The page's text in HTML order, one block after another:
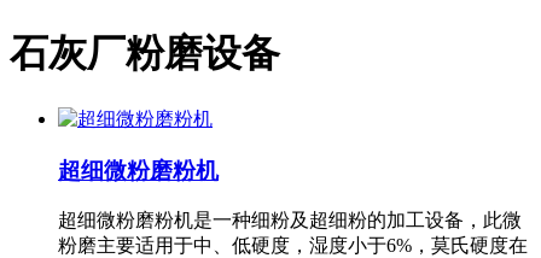
石灰厂粉磨设备
超细微粉磨粉机
超细微粉磨粉机是一种细粉及超细粉的加工设备，此微
粉磨主要适用于中、低硬度，湿度小于6%，莫氏硬度在